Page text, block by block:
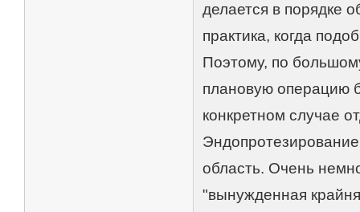
делается в порядке
практика, когда
Поэтому, по
плановую операцию
конкретном случае
область. Очень
"вынужденная